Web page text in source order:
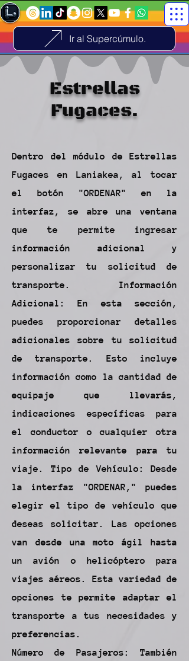
Ir al Supercúmulo.
Estrellas
Fugaces.
Dentro del módulo de Estrellas
Fugaces en Laniakea, al tocar
el botón "ORDENAR" en la
interfaz, se abre una ventana
que te permite ingresar
información adicional y
personalizar tu solicitud de
transporte. Información
Adicional: En esta sección,
puedes proporcionar detalles
adicionales sobre tu solicitud
de transporte. Esto incluye
información como la cantidad de
equipaje que llevarás,
indicaciones específicas para
el conductor o cualquier otra
información relevante para tu
viaje. Tipo de Vehículo: Desde
la interfaz "ORDENAR," puedes
elegir el tipo de vehículo que
deseas solicitar. Las opciones
van desde una moto ágil hasta
un avión o helicóptero para
viajes aéreos. Esta variedad de
opciones te permite adaptar el
transporte a tus necesidades y
preferencias.
Número de Pasajeros: También